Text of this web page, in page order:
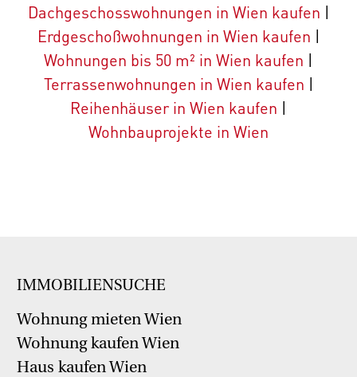
Dachgeschosswohnungen in Wien kaufen |
Erdgeschoßwohnungen in Wien kaufen |
Wohnungen bis 50 m² in Wien kaufen |
Terrassenwohnungen in Wien kaufen |
Reihenhäuser in Wien kaufen |
Wohnbauprojekte in Wien
IMMOBILIENSUCHE
Wohnung mieten Wien
Wohnung kaufen Wien
Haus kaufen Wien